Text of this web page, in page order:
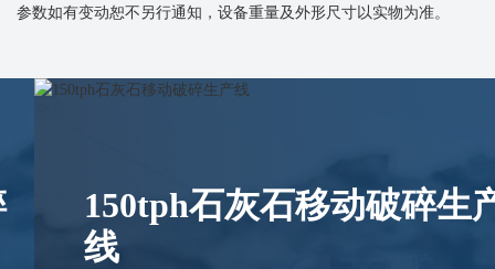
参数如有变动恕不另行通知，设备重量及外形尺寸以实物为准。
150tph石灰石移动破碎生产
线